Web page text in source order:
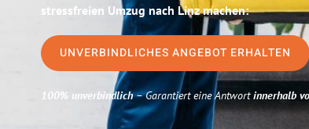
stressfreien Umzug nach Linz machen:
UNVERBINDLICHES ANGEBOT ERHALTEN
100% unverbindlich– Garantiert eine Antwortinnerhalb